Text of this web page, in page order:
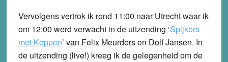
Vervolgens vertrok ik rond 11:00 naar Utrecht waar ik
om 12:00 werd verwacht in de uitzending ‘Spijkers
met Koppen’ van Felix Meurders en Dolf Jansen. In
de uitzending (live!) kreeg ik de gelegenheid om de